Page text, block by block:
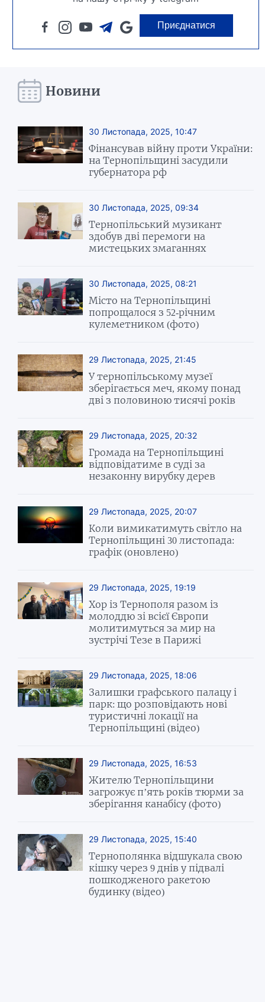
Приєднатися
Новини
30 Листопада, 2025, 10:47
Фінансував війну проти України:
на Тернопільщині засудили
губернатора рф
30 Листопада, 2025, 09:34
Тернопільський музикант
здобув дві перемоги на
мистецьких змаганнях
30 Листопада, 2025, 08:21
Місто на Тернопільщині
попрощалося з 52-річним
кулеметником (фото)
29 Листопада, 2025, 21:45
У тернопільському музеї
зберігається меч, якому понад
дві з половиною тисячі років
29 Листопада, 2025, 20:32
Громада на Тернопільщині
відповідатиме в суді за
незаконну вирубку дерев
29 Листопада, 2025, 20:07
Коли вимикатимуть світло на
Тернопільщині 30 листопада:
графік (оновлено)
29 Листопада, 2025, 19:19
Хор із Тернополя разом із
молоддю зі всієї Європи
молитимуться за мир на
зустрічі Тезе в Парижі
29 Листопада, 2025, 18:06
Залишки графського палацу і
парк: що розповідають нові
туристичні локації на
Тернопільщині (відео)
29 Листопада, 2025, 16:53
Жителю Тернопільщини
загрожує п’ять років тюрми за
зберігання канабісу (фото)
29 Листопада, 2025, 15:40
Тернополянка відшукала свою
кішку через 9 днів у підвалі
пошкодженого ракетою
будинку (відео)